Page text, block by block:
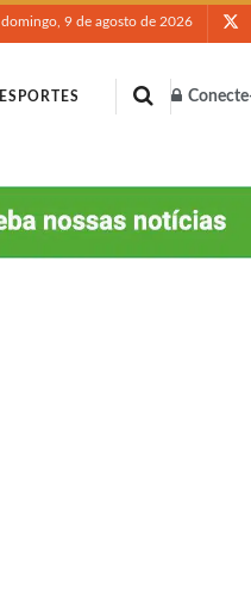
domingo, 9 de agosto de 2026
ESPORTES